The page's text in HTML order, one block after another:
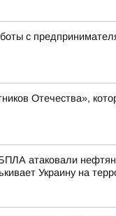
с
Отечества»,
атаковали
Украину на